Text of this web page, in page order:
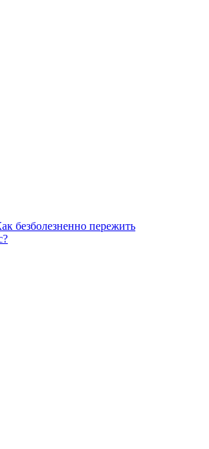
безболезненно пережить